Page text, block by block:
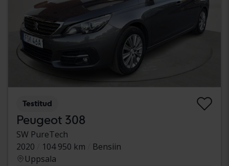
Testitud
Peugeot 308
SW PureTech
2020
104 950 km
Bensiin
Uppsala